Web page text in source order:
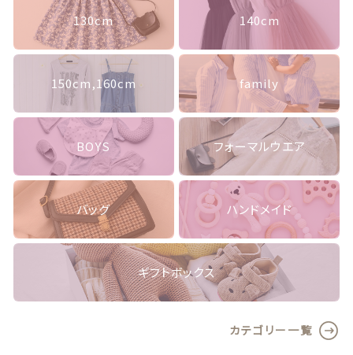
130cm 140cm
150cm,160cm family
BOYS フォーマルウエア
バッグ ハンドメイド
ギフトボックス
カテゴリー一覧
当店について
ブログ
よくある質問
プライバシーポリシー
特定商取引法に基づく表記
お問い合わせ